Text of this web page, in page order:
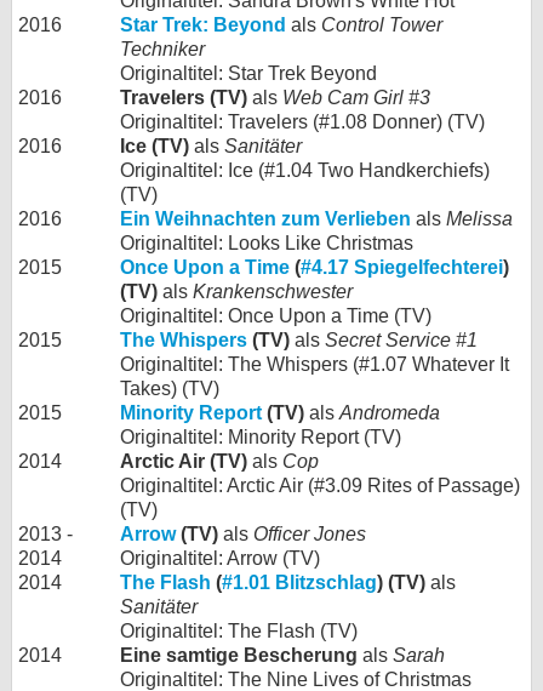
2016
Star Trek: Beyond als Control Tower
Techniker
Originaltitel: Star Trek Beyond
2016
Travelers (TV) als Web Cam Girl #3
Originaltitel: Travelers (#1.08 Donner) (TV)
2016
Ice (TV) als Sanitäter
Originaltitel: Ice (#1.04 Two Handkerchiefs)
(TV)
2016
Ein Weihnachten zum Verlieben als Melissa
Originaltitel: Looks Like Christmas
2015
Once Upon a Time (#4.17 Spiegelfechterei)
(TV) als Krankenschwester
Originaltitel: Once Upon a Time (TV)
2015
The Whispers (TV) als Secret Service #1
Originaltitel: The Whispers (#1.07 Whatever It
Takes) (TV)
2015
Minority Report (TV) als Andromeda
Originaltitel: Minority Report (TV)
2014
Arctic Air (TV) als Cop
Originaltitel: Arctic Air (#3.09 Rites of Passage)
(TV)
2013 -
2014
Arrow(TV) als Officer Jones
Originaltitel: Arrow (TV)
2014
The Flash (#1.01 Blitzschlag) (TV) als
Sanitäter
Originaltitel: The Flash (TV)
2014
Eine samtige Bescherung als Sarah
Originaltitel: The Nine Lives of Christmas